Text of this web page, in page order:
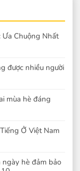
Ưa Chuộng Nhất
được nhiều người
mùa hè đáng
Ở Việt Nam
ngày hè đảm bảo